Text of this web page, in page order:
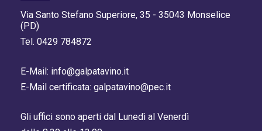
Via Santo Stefano Superiore, 35 - 35043 Monselice
(PD)
Tel. 0429 784872
E-Mail: info@galpatavino.it
E-Mail certificata: galpatavino@pec.it
Gli uffici sono aperti dal Lunedì al Venerdì